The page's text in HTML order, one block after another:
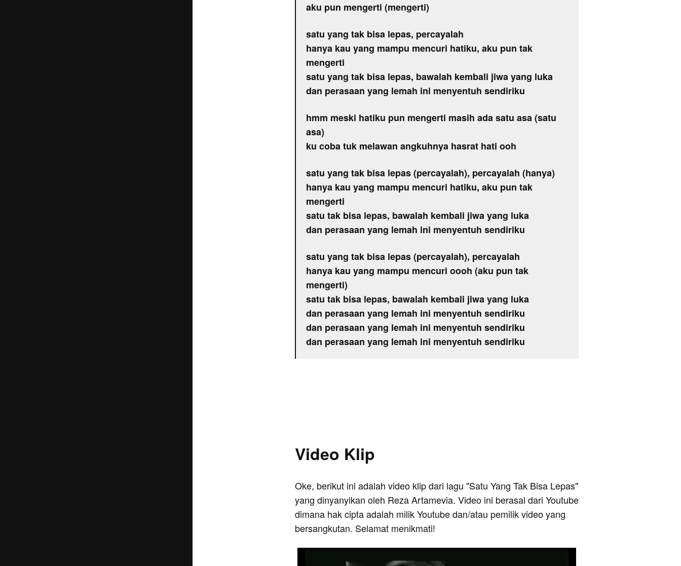
aku pun mengerti (mengerti)
satu yang tak bisa lepas, percayalah
hanya kau yang mampu mencuri hatiku, aku pun tak
mengerti
satu yang tak bisa lepas, bawalah kembali jiwa yang luka
dan perasaan yang lemah ini menyentuh sendiriku
hmm meski hatiku pun mengerti masih ada satu asa (satu
asa)
ku coba tuk melawan angkuhnya hasrat hati ooh
satu yang tak bisa lepas (percayalah), percayalah (hanya)
hanya kau yang mampu mencuri hatiku, aku pun tak
mengerti
satu tak bisa lepas, bawalah kembali jiwa yang luka
dan perasaan yang lemah ini menyentuh sendiriku
satu yang tak bisa lepas (percayalah), percayalah
hanya kau yang mampu mencuri oooh (aku pun tak
mengerti)
satu tak bisa lepas, bawalah kembali jiwa yang luka
dan perasaan yang lemah ini menyentuh sendiriku
dan perasaan yang lemah ini menyentuh sendiriku
dan perasaan yang lemah ini menyentuh sendiriku
Video Klip
Oke, berikut ini adalah video klip dari lagu "Satu Yang Tak Bisa Lepas"
yang dinyanyikan oleh Reza Artamevia. Video ini berasal dari Youtube
dimana hak cipta adalah milik Youtube dan/atau pemilik video yang
bersangkutan. Selamat menikmati!